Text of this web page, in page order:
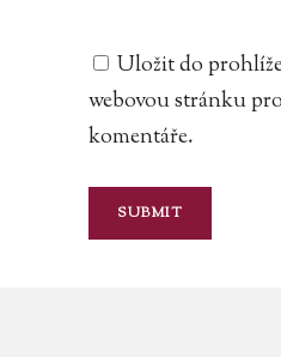
Uložit do
webovou stránku
komentáře.